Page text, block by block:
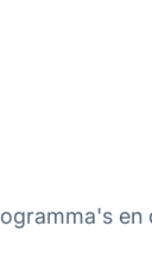
en